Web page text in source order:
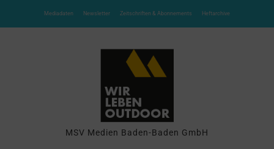
Mediadaten Newsletter Zeitschriften & Abonnements Heftarchive
MSV Medien Baden-Baden GmbH